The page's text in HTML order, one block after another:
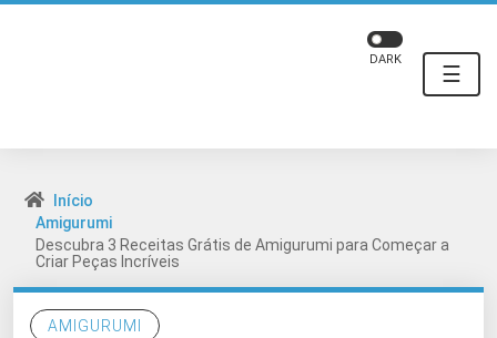
☰
DARK
Início
Amigurumi
Descubra 3 Receitas Grátis de Amigurumi para Começar a
Criar Peças Incríveis
AMIGURUMI